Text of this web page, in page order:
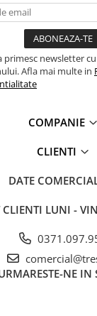
primesc newsletter
Afla mai multe in
COMPANIE
CLIENTI
DATE
CLIENTI LUNI -
NE